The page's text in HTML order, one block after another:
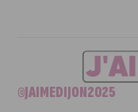
©JAIMEDIJON2025